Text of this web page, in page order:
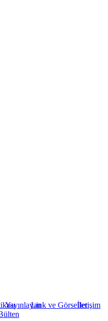
YayınlayanLink ve Görsellerİletişim